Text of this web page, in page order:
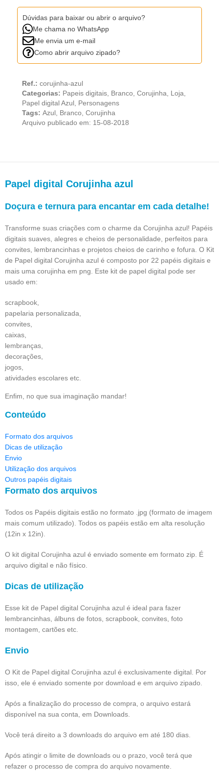
Dúvidas para baixar ou abrir o arquivo?
Me chama no WhatsApp
Me envia um e-mail
Como abrir arquivo zipado?
Ref.: corujinha-azul
Categorias: Papeis digitais Branco Corujinha Loja
Papel digital Azul Personagens
Tags: Azul Branco Corujinha
Arquivo publicado em: 15-08-2018
Papel digital Corujinha azul
Doçura e ternura para encantar em cada detalhe!
Transforme suas criações com o charme da Corujinha azul! Papéis
digitais suaves, alegres e cheios de personalidade, perfeitos para
convites, lembrancinhas e projetos cheios de carinho e fofura. O Kit
de Papel digital Corujinha azul é composto por 22 papéis digitais e
mais uma corujinha em png. Este kit de papel digital pode ser
usado em:
scrapbook,
papelaria personalizada,
convites,
caixas,
lembranças,
decorações,
jogos,
atividades escolares etc.
Enfim, no que sua imaginação mandar!
Conteúdo
Formato dos arquivos
Dicas de utilização
Envio
Utilização dos arquivos
Outros papéis digitais
Formato dos arquivos
Todos os Papéis digitais estão no formato .jpg (formato de imagem
mais comum utilizado). Todos os papéis estão em alta resolução
(12in x 12in).
O kit digital Corujinha azul é enviado somente em formato zip. É
arquivo digital e não físico.
Dicas de utilização
Esse kit de Papel digital Corujinha azul é ideal para fazer
lembrancinhas, álbuns de fotos, scrapbook, convites, foto
montagem, cartões etc.
Envio
O Kit de Papel digital Corujinha azul é exclusivamente digital. Por
isso, ele é enviado somente por download e em arquivo zipado.
Após a finalização do processo de compra, o arquivo estará
disponível na sua conta, em Downloads.
Você terá direito a 3 downloads do arquivo em até 180 dias.
Após atingir o limite de downloads ou o prazo, você terá que
refazer o processo de compra do arquivo novamente.